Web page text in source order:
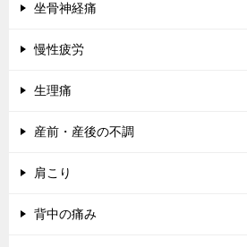
坐骨神経痛
慢性疲労
生理痛
産前・産後の不調
肩こり
背中の痛み